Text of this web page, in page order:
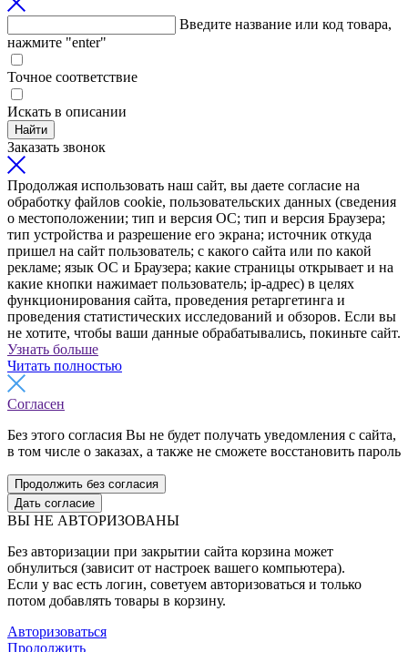
Введите название или код товара,
нажмите "enter"
Точное соответствие
Искать в описании
Найти
Заказать звонок
Продолжая использовать наш сайт, вы даете согласие на
обработку файлов cookie, пользовательских данных (сведения
о местоположении; тип и версия ОС; тип и версия Браузера;
тип устройства и разрешение его экрана; источник откуда
пришел на сайт пользователь; с какого сайта или по какой
рекламе; язык ОС и Браузера; какие страницы открывает и на
какие кнопки нажимает пользователь; ip-адрес) в целях
функционирования сайта, проведения ретаргетинга и
проведения статистических исследований и обзоров. Если вы
не хотите, чтобы ваши данные обрабатывались, покиньте сайт.
Узнать больше
Читать полностью
Согласен
Без этого согласия Вы не будет получать уведомления с сайта,
в том числе о заказах, а также не сможете восстановить пароль
Продолжить без согласия
Дать согласие
ВЫ НЕ АВТОРИЗОВАНЫ
Без авторизации при закрытии сайта корзина может
обнулиться (зависит от настроек вашего компьютера).
Если у вас есть логин, советуем авторизоваться и только
потом добавлять товары в корзину.
Авторизоваться
Продолжить